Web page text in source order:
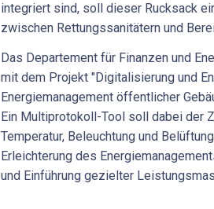
integriert sind, soll dieser Rucksack
zwischen Rettungssanitätern und
Das Departement für Finanzen und
mit dem Projekt "Digitalisierung und
Energiemanagement öffentlicher
Ein Multiprotokoll-Tool soll dabei der
Temperatur, Beleuchtung und
Erleichterung des
und Einführung gezielter